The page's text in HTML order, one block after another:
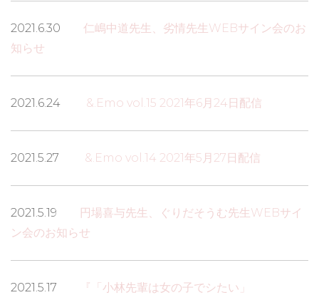
2021.6.30 仁嶋中道先生、劣情先生WEBサイン会のお
知らせ
2021.6.24 &.Emo vol.15 2021年6月24日配信
2021.5.27 &.Emo vol.14 2021年5月27日配信
2021.5.19
円場喜与先生、ぐりだそうむ先生WEBサイ
ン会のお知らせ
2021.5.17
『「小林先輩は女の子でシたい」